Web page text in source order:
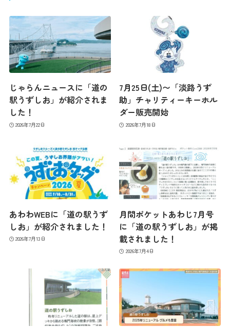
じゃらんニュースに「道の
駅うずしお」が紹介されま
した！
2026年7月22日
7月25日(土)〜「淡路うず
助」チャリティーキーホル
ダー販売開始
2026年7月18日
あわわWEBに「道の駅うず
しお」が紹介されました！
2026年7月13日
月間ポケットあわじ7月号
に「道の駅うずしお」が掲
載されました！
2026年7月4日